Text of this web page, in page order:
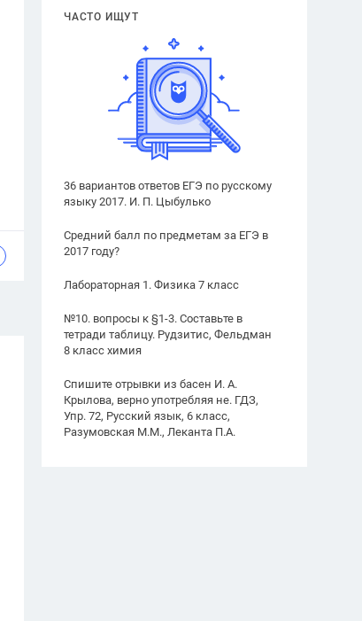
ЧАСТО ИЩУТ
36 вариантов ответов ЕГЭ по русскому
языку 2017. И. П. Цыбулько
Средний балл по предметам за ЕГЭ в
2017 году?
Лабораторная 1. Физика 7 класс
№10. вопросы к §1-3. Составьте в
тетради таблицу. Рудзитис, Фельдман
8 класс химия
Спишите отрывки из басен И. А.
Крылова, верно употребляя не. ГДЗ,
Упр. 72, Русский язык, 6 класс,
Разумовская М.М., Леканта П.А.